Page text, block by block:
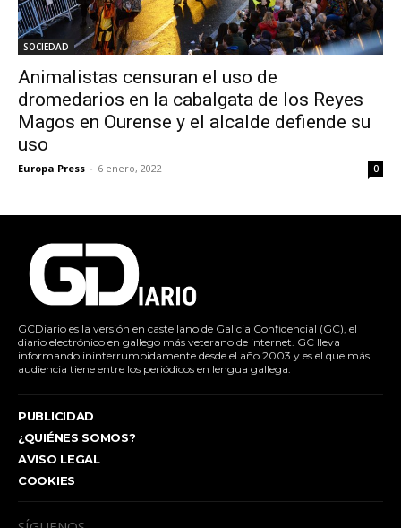
SOCIEDAD
Animalistas censuran el uso de
dromedarios en la cabalgata de los Reyes
Magos en Ourense y el alcalde defiende su
uso
Europa Press - 6 enero, 2022 0
GCDiario es la versión en castellano de Galicia Confidencial (GC), el
diario electrónico en gallego más veterano de internet. GC lleva
informando ininterrumpidamente desde el año 2003 y es el que más
audiencia tiene entre los periódicos en lengua gallega.
PUBLICIDAD
¿QUIÉNES SOMOS?
AVISO LEGAL
COOKIES